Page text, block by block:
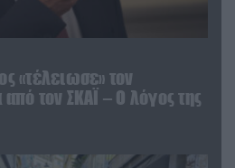
«τέλειωσε» τον
τον ΣΚΑΪ – Ο λόγος της